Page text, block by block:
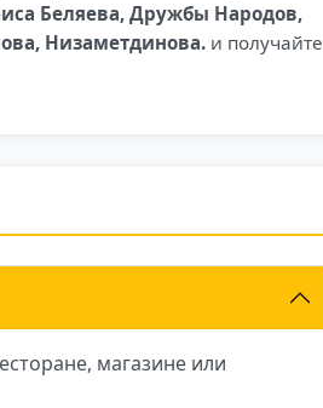
Беляева, Дружбы Народов,
Низаметдинова. и получайте
магазине или